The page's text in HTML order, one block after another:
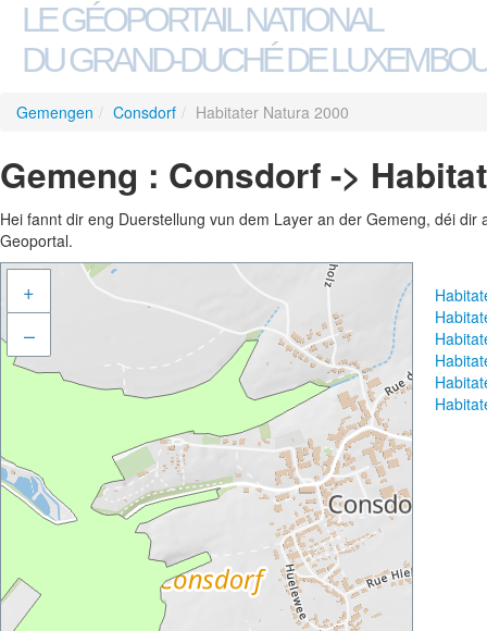
LE GÉOPORTAIL NATIONAL
DU GRAND-DUCHÉ DE
Gemengen / Consdorf / Habitater Natura 2000
Gemeng : Consdorf ->
Hei fannt dir eng Duerstellung vun dem Layer an der Gemeng, déi
Geoportal.
+
–